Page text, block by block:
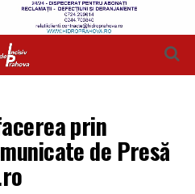
prin
de Presă